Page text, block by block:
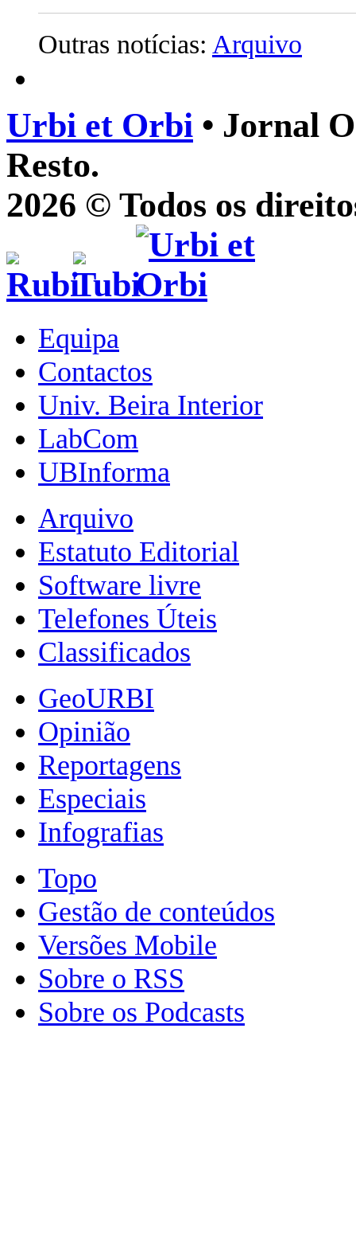
Outras notícias: Arquivo
Urbi et Orbi • Jornal
Resto.
2026 © Todos os
Equipa
Contactos
Univ. Beira Interior
LabCom
UBInforma
Arquivo
Estatuto Editorial
Software livre
Telefones Úteis
Classificados
GeoURBI
Opinião
Reportagens
Especiais
Infografias
Topo
Gestão de conteúdos
Versões Mobile
Sobre o RSS
Sobre os Podcasts